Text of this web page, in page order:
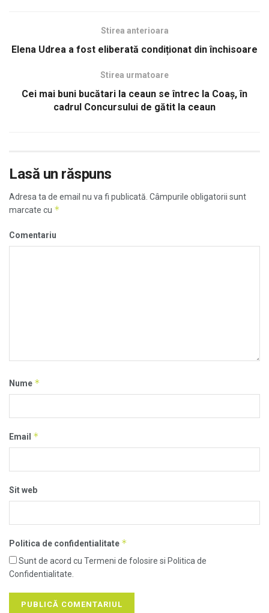
Stirea anterioara
Elena Udrea a fost eliberată condiționat din închisoare
Stirea urmatoare
Cei mai buni bucătari la ceaun se întrec la Coaș, în
cadrul Concursului de gătit la ceaun
Lasă un răspuns
Adresa ta de email nu va fi publicată. Câmpurile obligatorii sunt
marcate cu *
Comentariu
Nume *
Email *
Sit web
Politica de confidentialitate *
Sunt de acord cu Termeni de folosire si Politica de
Confidentialitate.